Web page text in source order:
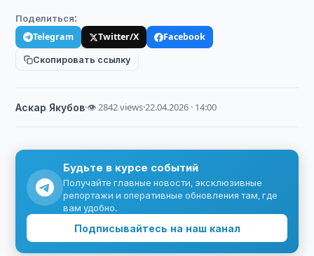
Поделиться:
Telegram Twitter/X
Facebook
Скопировать ссылку
Аскар Якубов·👁 2842 views·22.04.2026 · 14:00
Будьте в курсе событий
Получайте главные новости, эксклюзивные
репортажи и оперативные обновления там, где
вам удобно.
Подписывайтесь на наш канал